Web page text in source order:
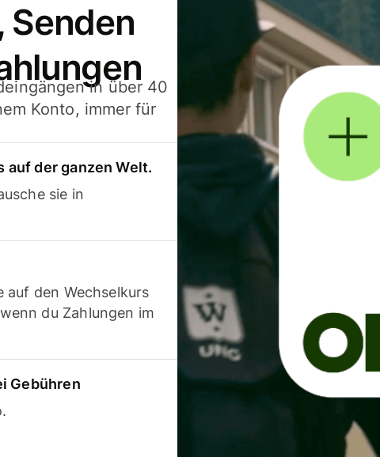
Senden
in über 40
Konto, immer für
auf der ganzen Welt.
sie in
auf den Wechselkurs
du Zahlungen im
Gebühren